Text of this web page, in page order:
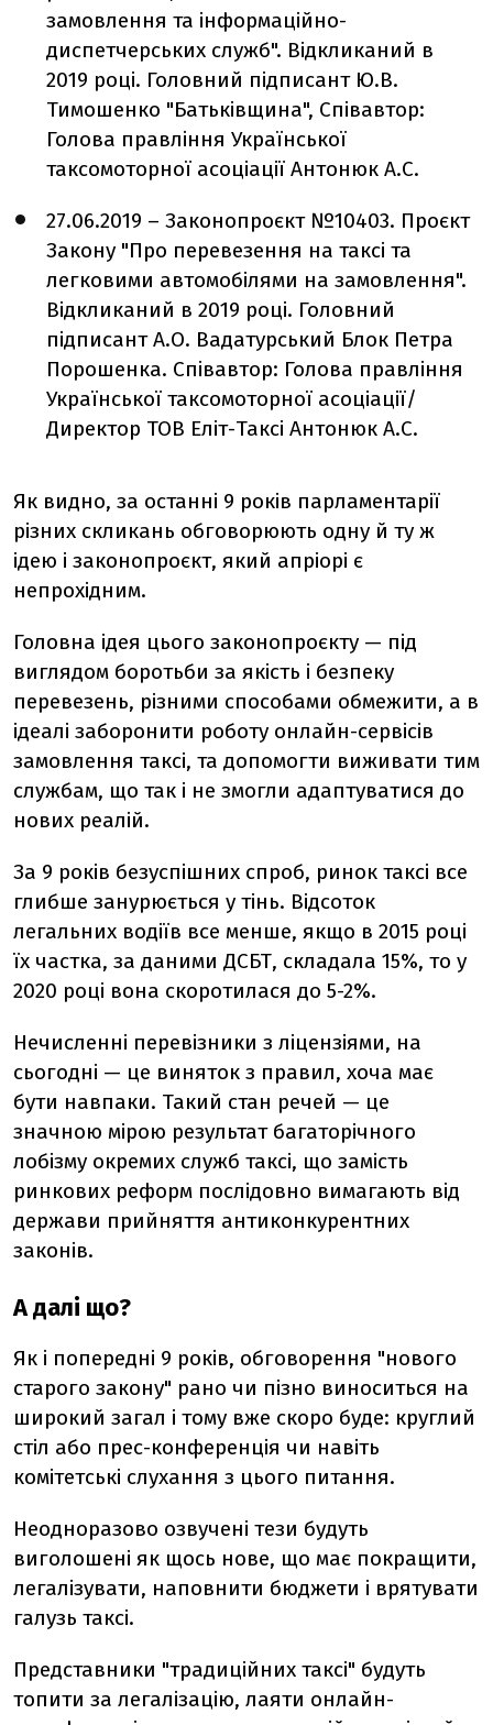
замовлення та інформаційно-
диспетчерських служб". Відкликаний в
2019 році. Головний підписант Ю.В.
Тимошенко "Батьківщина", Співавтор:
Голова правління Української
таксомоторної асоціації Антонюк А.С.
27.06.2019 – Законопроєкт №10403. Проєкт
Закону "Про перевезення на таксі та
легковими автомобілями на замовлення".
Відкликаний в 2019 році. Головний
підписант А.О. Вадатурський Блок Петра
Порошенка. Співавтор: Голова правління
Української таксомоторної асоціації/
Директор ТОВ Еліт-Таксі Антонюк А.С.
Як видно, за останні 9 років парламентарії
різних скликань обговорюють одну й ту ж
ідею і законопроєкт, який апріорі є
непрохідним.
Головна ідея цього законопроєкту — під
виглядом боротьби за якість і безпеку
перевезень, різними способами обмежити, а в
ідеалі заборонити роботу онлайн-сервісів
замовлення таксі, та допомогти виживати тим
службам, що так і не змогли адаптуватися до
нових реалій.
За 9 років безуспішних спроб, ринок таксі все
глибше занурюється у тінь. Відсоток
легальних водіїв все менше, якщо в 2015 році
їх частка, за даними ДСБТ, складала 15%, то у
2020 році вона скоротилася до 5-2%.
Нечисленні перевізники з ліцензіями, на
сьогодні — це виняток з правил, хоча має
бути навпаки. Такий стан речей — це
значною мірою результат багаторічного
лобізму окремих служб таксі, що замість
ринкових реформ послідовно вимагають від
держави прийняття антиконкурентних
законів.
А далі що?
Як і попередні 9 років, обговорення "нового
старого закону" рано чи пізно виноситься на
широкий загал і тому вже скоро буде: круглий
стіл або прес-конференція чи навіть
комітетські слухання з цього питання.
Неодноразово озвучені тези будуть
виголошені як щось нове, що має покращити,
легалізувати, наповнити бюджети і врятувати
галузь таксі.
Представники "традиційних таксі" будуть
топити за легалізацію, лаяти онлайн-